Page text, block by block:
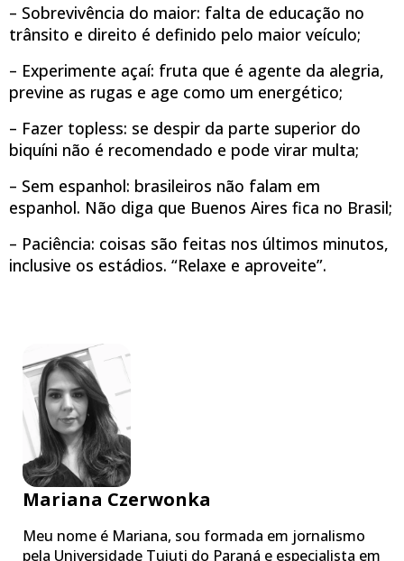
– Sobrevivência do maior: falta de educação no
trânsito e direito é definido pelo maior veículo;
– Experimente açaí: fruta que é agente da alegria,
previne as rugas e age como um energético;
– Fazer topless: se despir da parte superior do
biquíni não é recomendado e pode virar multa;
– Sem espanhol: brasileiros não falam em
espanhol. Não diga que Buenos Aires fica no Brasil;
– Paciência: coisas são feitas nos últimos minutos,
inclusive os estádios. “Relaxe e aproveite”.
Mariana Czerwonka
Meu nome é Mariana, sou formada em jornalismo
pela Universidade Tuiuti do Paraná e especialista em